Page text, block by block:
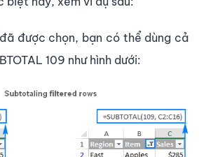
được chọn, bạn có thể dùng cả
109 như hình dưới: